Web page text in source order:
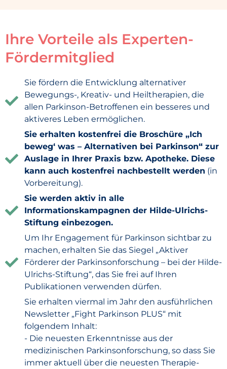
Ihre Vorteile als Experten-
Fördermitglied
Sie fördern die Entwicklung alternativer
Bewegungs-, Kreativ- und Heiltherapien, die
allen Parkinson-Betroffenen ein besseres und
aktiveres Leben ermöglichen.
Sie erhalten kostenfrei die Broschüre „Ich
beweg‘ was – Alternativen bei Parkinson“ zur
Auslage in Ihrer Praxis bzw. Apotheke. Diese
kann auch kostenfrei nachbestellt werden (in
Vorbereitung).
Sie werden aktiv in alle
Informationskampagnen der Hilde-Ulrichs-
Stiftung einbezogen.
Um Ihr Engagement für Parkinson sichtbar zu
machen, erhalten Sie das Siegel „Aktiver
Förderer der Parkinsonforschung – bei der Hilde-
Ulrichs-Stiftung“, das Sie frei auf Ihren
Publikationen verwenden dürfen.
Sie erhalten viermal im Jahr den ausführlichen
Newsletter „Fight Parkinson PLUS“ mit
folgendem Inhalt:
- Die neuesten Erkenntnisse aus der
medizinischen Parkinsonforschung, so dass Sie
immer aktuell über die neuesten Therapie-